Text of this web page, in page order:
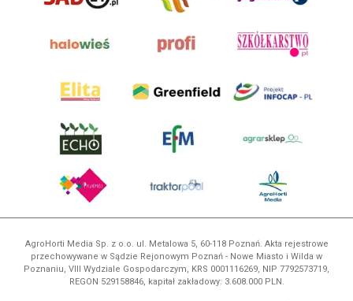
AgroHorti Media Sp. z o.o. ul. Metalowa 5, 60-118 Poznań. Akta rejestrowe
przechowywane w Sądzie Rejonowym Poznań - Nowe Miasto i Wilda w
Poznaniu, VIII Wydziale Gospodarczym, KRS 0001116269, NIP 7792573719,
REGON 529158846, kapitał zakładowy: 3.608.000 PLN.